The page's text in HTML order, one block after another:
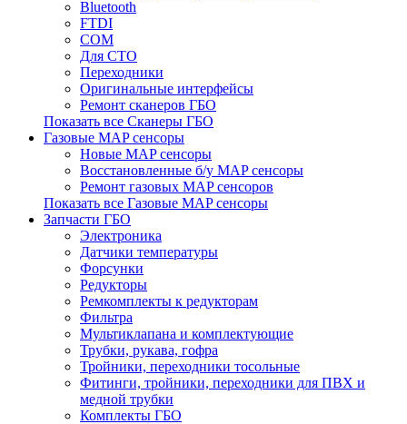
Bluetooth
FTDI
COM
Для СТО
Переходники
Оригинальные интерфейсы
Ремонт сканеров ГБО
Показать все Сканеры ГБО
Газовые MAP сенсоры
Новые MAP сенсоры
Восстановленные б/у MAP сенсоры
Ремонт газовых MAP сенсоров
Показать все Газовые MAP сенсоры
Запчасти ГБО
Электроника
Датчики температуры
Форсунки
Редукторы
Ремкомплекты к редукторам
Фильтра
Мультиклапана и комплектующие
Трубки, рукава, гофра
Тройники, переходники тосольные
Фитинги, тройники, переходники для ПВХ и
медной трубки
Комплекты ГБО